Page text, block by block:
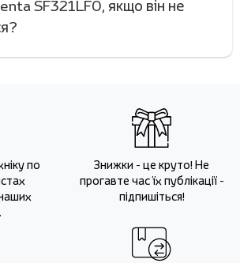
SF321LF0, якщо він не
по
Знижки - це круто! Не
прогавте час їх публікації -
підпишіться!